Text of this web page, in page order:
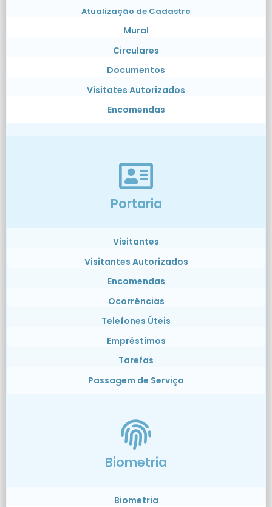
Atualização de Cadastro
Mural
Circulares
Documentos
Visitates Autorizados
Encomendas
Portaria
Visitantes
Visitantes Autorizados
Encomendas
Ocorrências
Telefones Úteis
Empréstimos
Tarefas
Passagem de Serviço
Biometria
Biometria